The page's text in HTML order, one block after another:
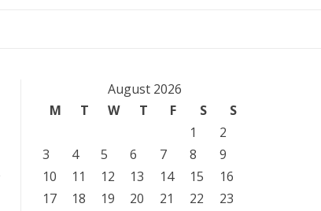
August 2026
M
T W T F S
S
1
2
3
4 5 6 7 8
9
10
11 12 13 14 15
16
17
18 19 20 21 22
23